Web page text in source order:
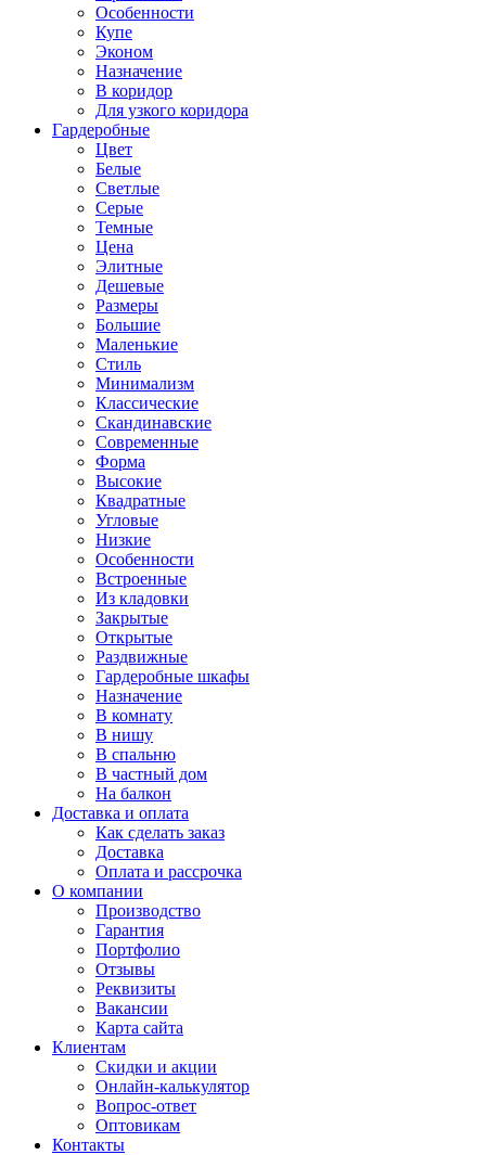
Особенности
Купе
Эконом
Назначение
В коридор
Для узкого коридора
Гардеробные
Цвет
Белые
Светлые
Серые
Темные
Цена
Элитные
Дешевые
Размеры
Большие
Маленькие
Стиль
Минимализм
Классические
Скандинавские
Современные
Форма
Высокие
Квадратные
Угловые
Низкие
Особенности
Встроенные
Из кладовки
Закрытые
Открытые
Раздвижные
Гардеробные шкафы
Назначение
В комнату
В нишу
В спальню
В частный дом
На балкон
Доставка и оплата
Как сделать заказ
Доставка
Оплата и рассрочка
О компании
Производство
Гарантия
Портфолио
Отзывы
Реквизиты
Вакансии
Карта сайта
Клиентам
Скидки и акции
Онлайн-калькулятор
Вопрос-ответ
Оптовикам
Контакты